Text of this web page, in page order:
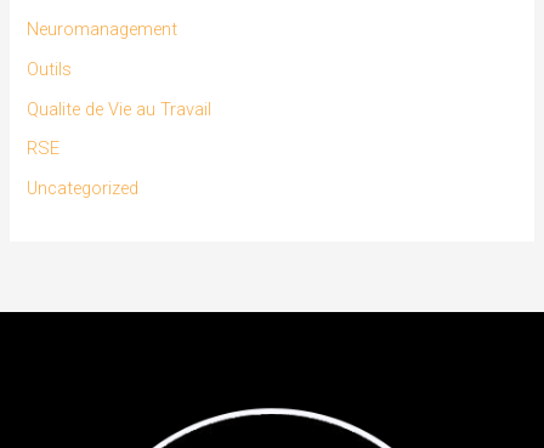
Neuromanagement
Outils
Qualite de Vie au Travail
RSE
Uncategorized